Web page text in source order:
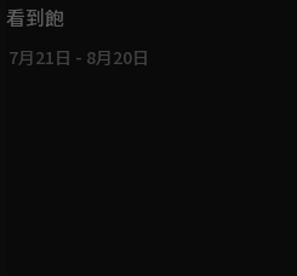
戲看到飽
7月21日 - 8月20日